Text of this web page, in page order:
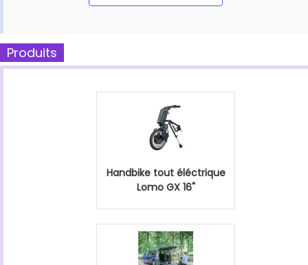
Produits
Handbike tout éléctrique
Lomo GX 16"